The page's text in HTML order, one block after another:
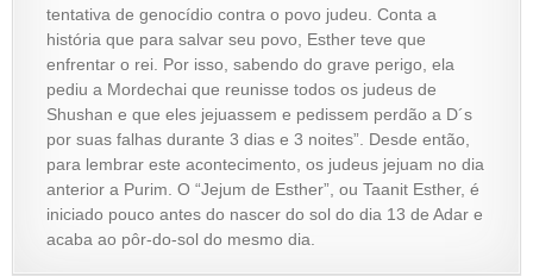
tentativa de genocídio contra o povo judeu. Conta a
história que para salvar seu povo, Esther teve que
enfrentar o rei. Por isso, sabendo do grave perigo, ela
pediu a Mordechai que reunisse todos os judeus de
Shushan e que eles jejuassem e pedissem perdão a D´s
por suas falhas durante 3 dias e 3 noites”. Desde então,
para lembrar este acontecimento, os judeus jejuam no dia
anterior a Purim. O “Jejum de Esther”, ou Taanit Esther, é
iniciado pouco antes do nascer do sol do dia 13 de Adar e
acaba ao pôr-do-sol do mesmo dia.